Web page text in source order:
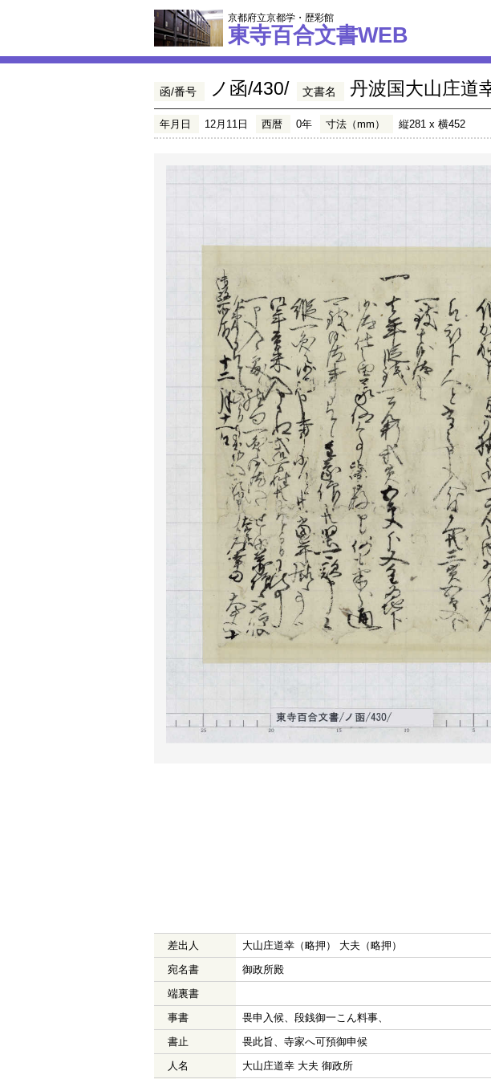
京都府立京都学・歴彩館
東寺百合文書WEB
函/番号 ノ函/430/ 文書名 丹波国大山庄道
年月日 12月11日 西暦 0年 寸法（mm） 縦281 x 横452
差出人
大山庄道幸（略押） 大夫（略押）
宛名書
御政所殿
端裏書
事書
畏申入候、段銭御一こん料事、
書止
畏此旨、寺家へ可預御申候
人名
大山庄道幸 大夫 御政所